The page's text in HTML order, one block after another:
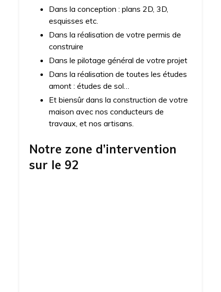
Dans la conception : plans 2D, 3D,
esquisses etc.
Dans la réalisation de votre permis de
construire
Dans le pilotage général de votre projet
Dans la réalisation de toutes les études
amont : études de sol…
Et biensûr dans la construction de votre
maison avec nos conducteurs de
travaux, et nos artisans.
Notre zone d’intervention
sur le 92